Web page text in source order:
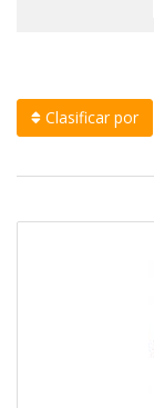
Clasificar por